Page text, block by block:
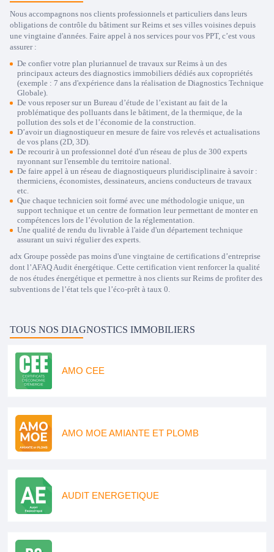
Nous accompagnons nos clients professionnels et particuliers dans leurs
obligations de contrôle du bâtiment sur Reims et ses villes voisines depuis
une vingtaine d'années. Faire appel à nos services pour vos PPT, c’est vous
assurer :
De confier votre plan pluriannuel de travaux sur Reims à un des
principaux acteurs des diagnostics immobiliers dédiés aux copropriétés
(exemple : 7 ans d'expérience dans la réalisation de Diagnostics Technique
Globale).
De vous reposer sur un Bureau d’étude de l’existant au fait de la
problématique des polluants dans le bâtiment, de la thermique, de la
pollution des sols et de l’économie de la construction.
D’avoir un diagnostiqueur en mesure de faire vos relevés et actualisations
de vos plans (2D, 3D).
De recourir à un professionnel doté d'un réseau de plus de 300 experts
rayonnant sur l'ensemble du territoire national.
De faire appel à un réseau de diagnostiqueurs pluridisciplinaire à savoir :
thermiciens, économistes, dessinateurs, anciens conducteurs de travaux
etc.
Que chaque technicien soit formé avec une méthodologie unique, un
support technique et un centre de formation leur permettant de monter en
compétences lors de l’évolution de la réglementation.
Une qualité de rendu du livrable à l'aide d'un département technique
assurant un suivi régulier des experts.
adx Groupe possède pas moins d'une vingtaine de certifications d’entreprise
dont l’AFAQ Audit énergétique. Cette certification vient renforcer la qualité
de nos études énergétique et permettre à nos clients sur Reims de profiter des
subventions de l’état tels que l’éco-prêt à taux 0.
TOUS NOS DIAGNOSTICS IMMOBILIERS
AMO CEE
AMO MOE AMIANTE ET PLOMB
AUDIT ENERGETIQUE